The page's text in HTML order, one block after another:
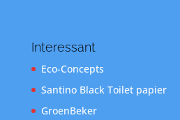
Interessant
Eco-Concepts
Santino Black Toilet papier
GroenBeker